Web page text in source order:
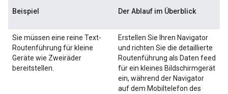
Beispiel Der Ablauf im Überblick
Sie müssen eine reine Text-
Routenführung für kleine
Geräte wie Zweiräder
bereitstellen.
Erstellen Sie Ihren Navigator
und richten Sie die detaillierte
Routenführung als Daten feed
für ein kleines Bildschirmgerät
ein, während der Navigator
auf dem Mobiltelefon des